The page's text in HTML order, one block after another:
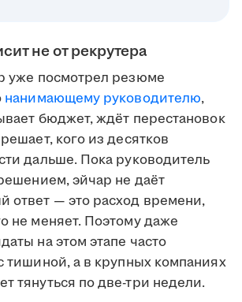
не от рекрутера
уже посмотрел резюме
нанимающему руководителю,
бюджет, ждёт перестановок
кого из десятков
дальше. Пока руководитель
эйчар не даёт
ответ — это расход времени,
не меняет. Поэтому даже
на этом этапе часто
тишиной, а в крупных компаниях
тянуться по две-три недели.